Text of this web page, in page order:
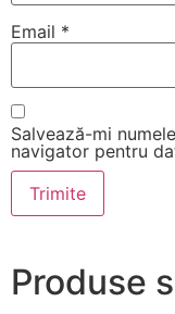
Email *
Salvează-mi
navigator pentru
Produse